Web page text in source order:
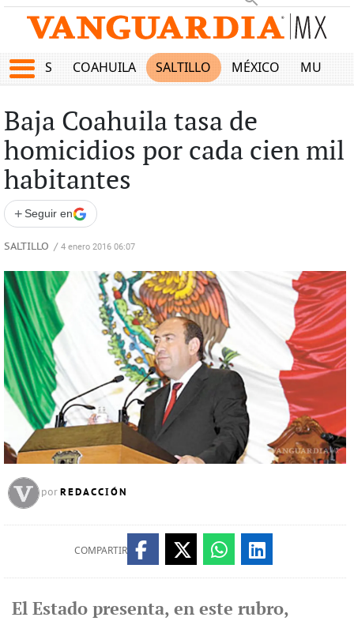
JUEGOS COAHUILA SALTILLO MÉXICO MUNDO
Baja Coahuila tasa de
homicidios por cada cien mil
habitantes
+ Seguir en
SALTILLO / 4 enero 2016 06:07
por REDACCIÓN
COMPARTIR
El Estado presenta, en este rubro,